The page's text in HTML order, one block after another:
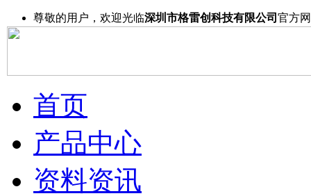
尊敬的用户，欢迎光临深圳市格雷创科技有限公司 官方
首页
产品中心
资料资讯